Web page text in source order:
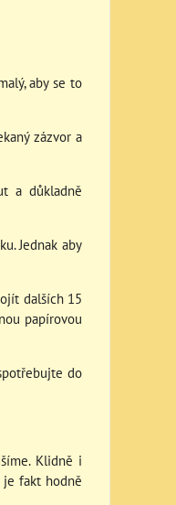
aby se to
zázvor a
a důkladně
Jednak aby
dalších 15
papírovou
do
Klidně i
je fakt hodně